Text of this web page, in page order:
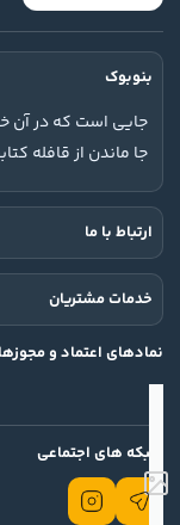
بنوبوک
جایی است که در آن
جا ماندن از قافله
ارتباط با ما
خدمات مشتریان
نمادهای اعتماد و مجوزها
شبکه های اجتماعی